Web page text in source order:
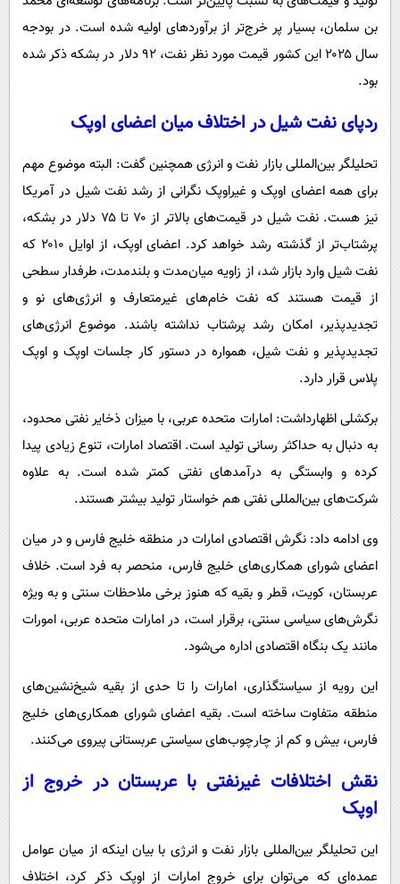
بن سلمان، بسیار پر خرج‌تر از برآوردهای اولیه شده است. در بودجه
سال ۲۰۲۵ این کشور قیمت مورد نظر نفت، ۹۲ دلار در بشکه ذکر شده
بود.
ردپای نفت شیل در اختلاف میان اعضای اوپک
تحلیلگر بین‌المللی بازار نفت و انرژی همچنین گفت: البته موضوع مهم
برای همه اعضای اوپک و غیراوپک نگرانی از رشد نفت شیل در آمریکا
نیز هست. نفت شیل در قیمت‌های بالاتر از ۷۰ تا ۷۵ دلار در بشکه،
پرشتاب‌تر از گذشته رشد خواهد کرد. اعضای اوپک، از اوایل ۲۰۱۰ که
نفت شیل وارد بازار شد، از زاویه میان‌مدت و بلندمدت، طرفدار سطحی
از قیمت هستند که نفت خام‌های غیرمتعارف و انرژی‌های نو و
تجدیدپذیر، امکان رشد پرشتاب نداشته باشند. موضوع انرژی‌های
تجدیدپذیر و نفت شیل، همواره در دستور کار جلسات اوپک و اوپک
پلاس قرار دارد.
برکشلی اظهارداشت: امارات متحده عربی، با میزان ذخایر نفتی محدود،
به دنبال به حداکثر رسانی تولید است. اقتصاد امارات، تنوع زیادی پیدا
کرده و وابستگی به درآمدهای نفتی کمتر شده است. به علاوه
شرکت‌های بین‌المللی نفتی هم خواستار تولید بیشتر هستند.
وی ادامه داد: نگرش اقتصادی امارات در منطقه خلیج فارس و در میان
اعضای شورای همکاری‌های خلیج فارس، منحصر به فرد است. خلاف
عربستان، کویت، قطر و بقیه که هنوز برخی ملاحظات سنتی و به ویژه
نگرش‌های سیاسی سنتی، برقرار است، در امارات متحده عربی، امورات
مانند یک بنگاه اقتصادی اداره می‌شود.
این رویه از سیاستگذاری، امارات را تا حدی از بقیه شیخ‌نشین‌های
منطقه متفاوت ساخته است. بقیه اعضای شورای همکاری‌های خلیج
فارس، بیش و کم از چارچوب‌های سیاستی عربستانی پیروی می‌کنند.
نقش اختلافات غیرنفتی با عربستان در خروج از
اوپک
این تحلیلگر بین‌المللی بازار نفت و انرژی با بیان اینکه از میان عوامل
عمده‌ای که می‌توان برای خروج امارات از اوپک ذکر کرد، اختلاف